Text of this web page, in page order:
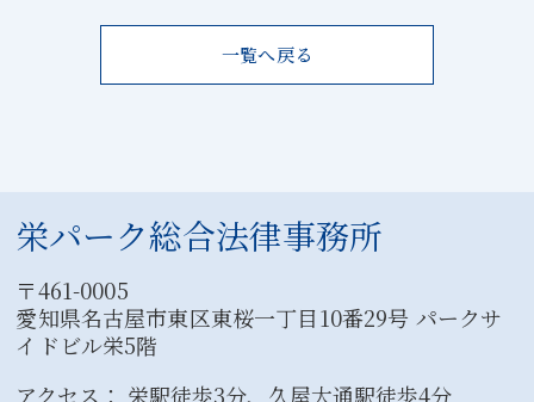
一覧へ戻る
栄パーク総合法律事務所
〒461-0005
愛知県名古屋市東区東桜一丁目10番29号 パークサ
イドビル栄5階
アクセス： 栄駅徒歩3分、久屋大通駅徒歩4分